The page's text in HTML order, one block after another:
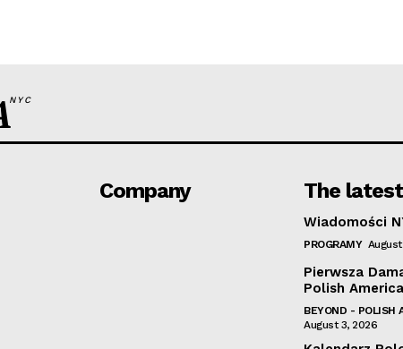
NYC
Company The latest
Wiadomości
PROGRAMY
Pierwsza
Polish
BEYOND - POLISH
August 3, 2026